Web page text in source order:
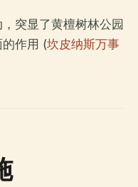
突显了黄檀树林公园
作用 (坎皮纳斯万事